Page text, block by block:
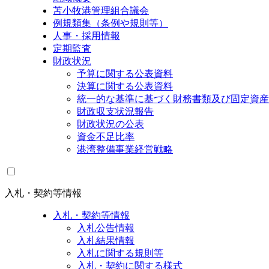
苫小牧港管理組合議会
例規類集（条例や規則等）
人事・採用情報
定期監査
財政状況
予算に関する公表資料
決算に関する公表資料
統一的な基準に基づく財務書類及び固定資
財政収支状況報告
財政状況の公表
資金不足比率
港湾整備事業経営戦略
入札・契約等情報
入札・契約等情報
入札公告情報
入札結果情報
入札に関する規則等
入札・契約に関する様式